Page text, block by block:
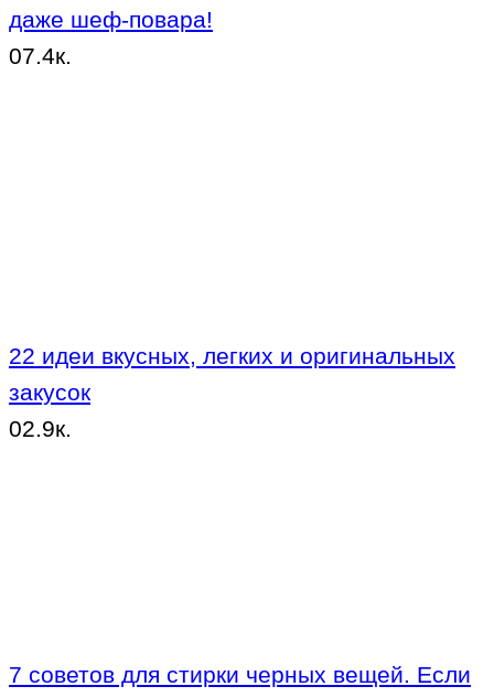
даже шеф-повара!
07.4к.
22 идеи вкусных, легких и оригинальных
закусок
02.9к.
7 советов для стирки черных вещей. Если